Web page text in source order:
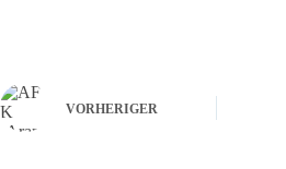
VORHERIGER